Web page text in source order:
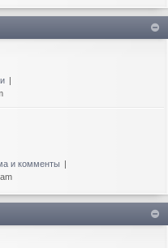
и комменты